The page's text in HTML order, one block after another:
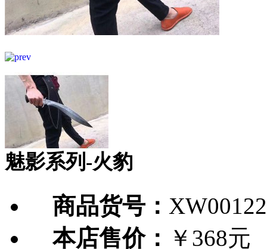
魅影系列-火豹
商品货号：
本店售价： ￥368元